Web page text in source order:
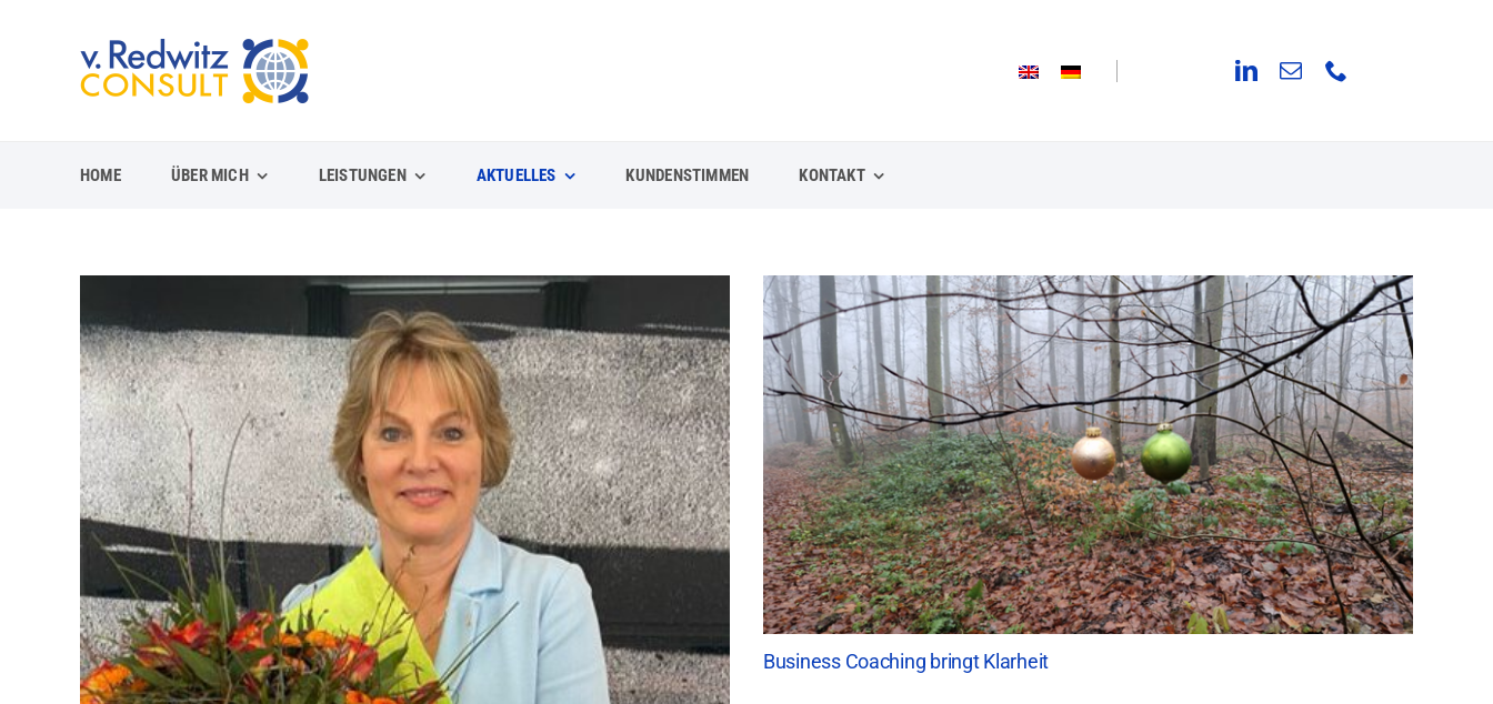
HOME ÜBER MICH LEISTUNGEN AKTUELLES KUNDENSTIMMEN KONTAKT
Business Coaching bringt Klarheit